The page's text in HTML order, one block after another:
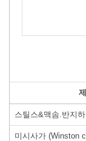
스틸스&맥솜.반지
미시사가 (Winston